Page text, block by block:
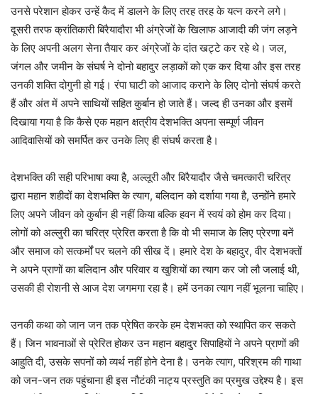
उनसे परेशान होकर उन्हें कैद में डालने के लिए तरह तरह के यत्न करने लगे।
दूसरी तरफ क्रांतिकारी बिरैयादौरा भी अंग्रेजों के खिलाफ आजादी की जंग लड़ने
के लिए अपनी अलग सेना तैयार कर अंग्रेजों के दांत खट्टे कर रहे थे। जल,
जंगल और जमीन के संघर्ष ने दोनो बहादुर लड़ाकों को एक कर दिया और इस तरह
उनकी शक्ति दोगुनी हो गई। रंपा घाटी को आजाद कराने के लिए दोनो संघर्ष करते
हैं और अंत में अपने साथियों सहित कुर्बान हो जाते हैं। जल्द ही उनका और इसमें
दिखाया गया है कि कैसे एक महान क्षत्रीय देशभक्ति अपना सम्पूर्ण जीवन
आदिवासियों को समर्पित कर उनके लिए ही संघर्ष करता है।
देशभक्ति की सही परिभाषा क्या है, अल्लूरी और बिरैयादौर जैसे चमत्कारी चरित्र
द्वारा महान शहीदों का देशभक्ति के त्याग, बलिदान को दर्शाया गया है, उन्होंने हमारे
लिए अपने जीवन को कुर्बान ही नहीं किया बल्कि हवन में स्वयं को होम कर दिया।
लोगों को अल्लुरी का चरित्र प्रेरित करता है कि वो भी समाज के लिए प्रेरणा बनें
और समाज को सत्कर्मों पर चलने की सीख दें। हमारे देश के बहादुर, वीर देशभक्तों
ने अपने प्राणों का बलिदान और परिवार व खुशियों का त्याग कर जो लौ जलाई थी,
उसकी ही रोशनी से आज देश जगमगा रहा है। हमें उनका त्याग नहीं भूलना चाहिए।
उनकी कथा को जान जन तक प्रेषित करके हम देशभक्त को स्थापित कर सकते
हैं। जिन भावनाओं से प्रेरित होकर उन महान बहादुर सिपाहियों ने अपने प्राणों की
आहुति दी, उसके सपनों को व्यर्थ नहीं होने देना है। उनके त्याग, परिश्रम की गाथा
को जन-जन तक पहुंचाना ही इस नौटंकी नाट्य प्रस्तुति का प्रमुख उद्देश्य है। इस